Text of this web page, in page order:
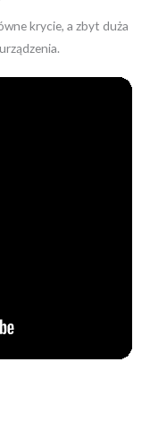
krycie, a zbyt duża